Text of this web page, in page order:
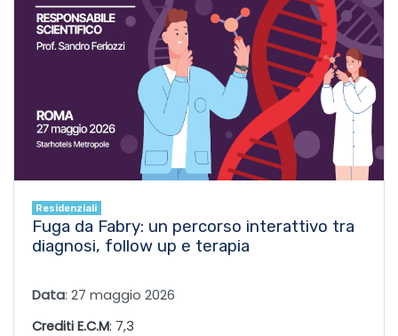
Residenziali
Fuga da Fabry: un percorso interattivo tra
diagnosi, follow up e terapia
Data: 27 maggio 2026
Crediti E.C.M: 7,3